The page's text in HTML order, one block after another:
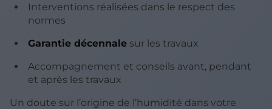
Interventions réalisées dans le respect des
normes
Garantie décennalesur les travaux
Accompagnement et conseils avant, pendant
et après les travaux
Un doute sur l’origine de l’humidité dans votre